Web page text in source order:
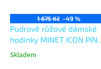
1 675 Kč –49 %
Pudrově růžové dámské
hodinky MINET ICON PINK
BLUSH MWL5029
Skladem